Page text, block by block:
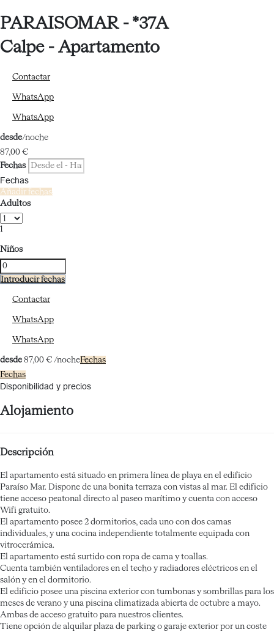
PARAISOMAR - *37A
Calpe - Apartamento
Contactar
WhatsApp
WhatsApp
desde/noche
87,00 €
Fechas
Fechas
Añadir fechas
Adultos
1
Niños
Introducir fechas
Contactar
WhatsApp
WhatsApp
desde 87,00 € /nocheFechas
Fechas
Disponibilidad y precios
Alojamiento
Descripción
El apartamento está situado en primera línea de playa en el edificio
Paraíso Mar. Dispone de una bonita terraza con vistas al mar. El edificio
tiene acceso peatonal directo al paseo marítimo y cuenta con acceso
Wifi gratuito.
El apartamento posee 2 dormitorios, cada uno con dos camas
individuales, y una cocina independiente totalmente equipada con
vitrocerámica.
El apartamento está surtido con ropa de cama y toallas.
Cuenta también ventiladores en el techo y radiadores eléctricos en el
salón y en el dormitorio.
El edificio posee una piscina exterior con tumbonas y sombrillas para los
meses de verano y una piscina climatizada abierta de octubre a mayo.
Ambas de acceso gratuito para nuestros clientes.
Tiene opción de alquilar plaza de parking o garaje exterior por un coste